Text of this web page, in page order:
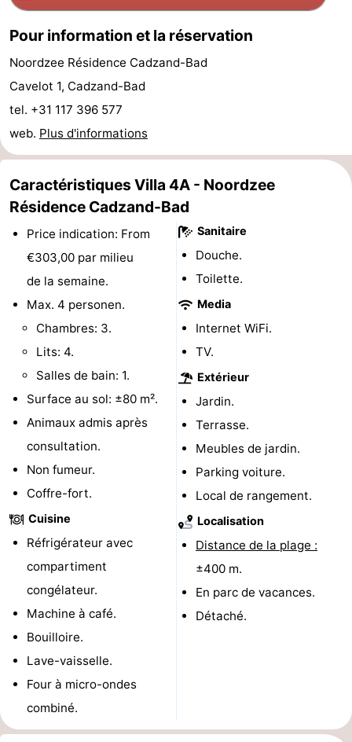
de
vue
-
Croisières
-
Terrains
jeux
-
de
jeux
Bowling
-
Parcours
mini-
Centres
bien-
&
Nature
Sports
Piscines
Faire
vélo
Randonnée
Équitation
-
Terrains
Surfen
Sportive
Equitation
Glossopètre
des
Boire
Pour information et la réservation
Noordzee Résidence Cadzand-Bad
Cavelot 1, Cadzand-Bad
tel. +31 117 396 577
web. Plus d'informations
Caractéristiques Villa 4A - Noordzee
Résidence Cadzand-Bad
Price indication: From
€303,00 par milieu
de la semaine.
Max. 4 personen.
Chambres: 3.
Lits: 4.
Salles de bain: 1.
Surface au sol: ±80 m².
Animaux admis après
consultation.
Non fumeur.
Coffre-fort.
Cuisine
Réfrigérateur avec
compartiment
congélateur.
Machine à café.
Bouilloire.
Lave-vaisselle.
Four à micro-ondes
combiné.
Sanitaire
Douche.
Toilette.
Media
Internet WiFi.
TV.
Extérieur
Jardin.
Terrasse.
Meubles de jardin.
Parking voiture.
Local de rangement.
Localisation
Distance de la plage :
±400 m.
En parc de vacances.
Détaché.